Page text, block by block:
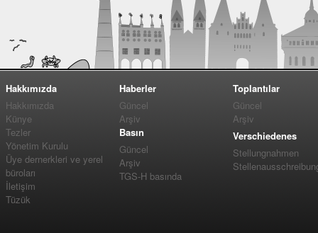
Hakkımızda
Hakkımızda
Künye
Tezler
Yönetim Kurulu
Üye dernerkleri ve yerel
büroları
İletişim
Tüzük
Haberler
Güncel
Arşiv
Basın
Güncel
Arşiv
TGS-H basında
Toplantılar
Güncel
Arşiv
Verschiedenes
Stellungnahmen